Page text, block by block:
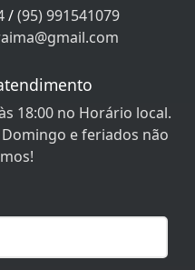
/(95) 991541079
18:00 no Horário local.
Domingo e feriados não